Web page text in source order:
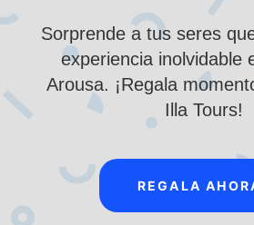
Sorprende a tus seres
experiencia inolvidable
Arousa. ¡Regala
Illa Tours!
REGALA